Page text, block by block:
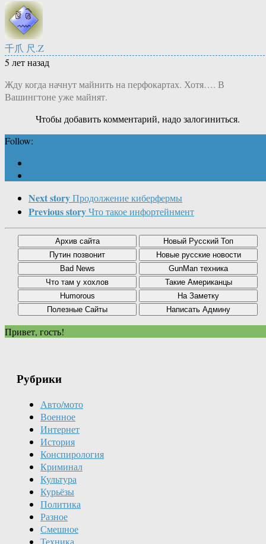
千爪 尺.Z
5 лет назад
Жду когда начнут майнить на перфокартах. Хотя…. В
Вашингтоне уже майнят.
Чтобы добавить комментарий, надо залогиниться.
Follow:
Next storyПродолжение киберфермы
Previous storyЧто такое инфортейнмент
Привет, гость!
Рубрики
Авто/мото
Военное
Интернет
История
Конспирология
Криминал
Культура
Курьёзы
Политика
Разное
Смешное
Техника